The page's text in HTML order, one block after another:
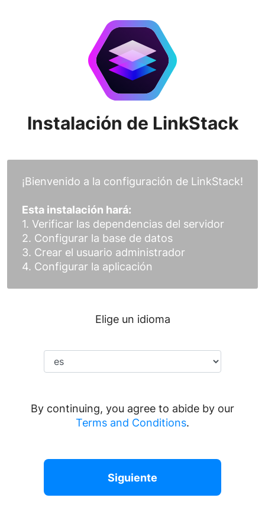
Instalación de LinkStack
¡Bienvenido a la configuración de LinkStack!
Esta instalación hará:
1. Verificar las dependencias del servidor
2. Configurar la base de datos
3. Crear el usuario administrador
4. Configurar la aplicación
Elige un idioma
By continuing, you agree to abide by our
Terms and Conditions.
Siguiente